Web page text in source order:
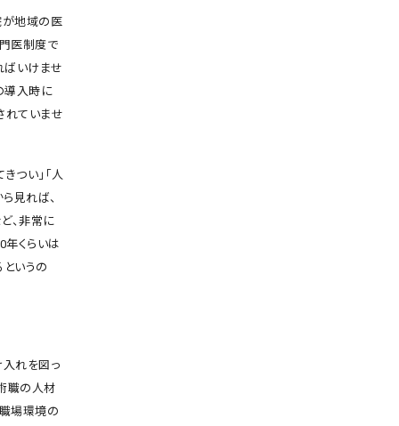
が地域の医
医制度で
ばいけませ
導入時に
れていませ
つい」「人
見れば、
、非常に
年くらいは
いうの
れを図っ
職の人材
場環境の